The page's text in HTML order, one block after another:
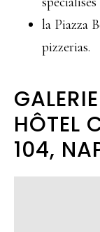
la Piazza
pizzerias.
HÔTEL
104,